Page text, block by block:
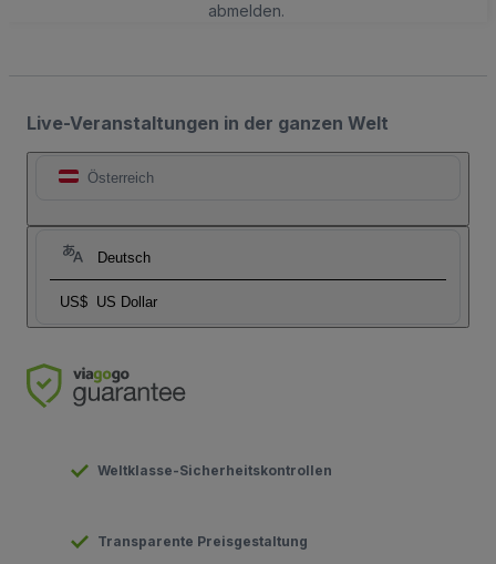
abmelden.
Live-Veranstaltungen in der ganzen Welt
Österreich
Deutsch
US$ US Dollar
Weltklasse-Sicherheitskontrollen
Transparente Preisgestaltung